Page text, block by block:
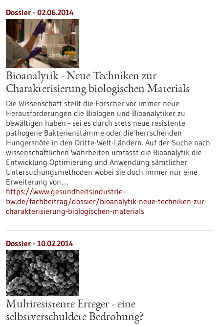
Dossier - 02.06.2014
Bioanalytik - Neue Techniken zur
Charakterisierung biologischen Materials
Die Wissenschaft stellt die Forscher vor immer neue
Herausforderungen die Biologen und Bioanalytiker zu
bewältigen haben - sei es durch stets neue resistente
pathogene Bakterienstämme oder die herrschenden
Hungersnöte in den Dritte-Welt-Ländern. Auf der Suche nach
wissenschaftlichen Wahrheiten umfasst die Bioanalytik die
Entwicklung Optimierung und Anwendung sämtlicher
Untersuchungsmethoden wobei sie doch immer nur eine
Erweiterung von…
https://www.gesundheitsindustrie-
bw.de/fachbeitrag/dossier/bioanalytik-neue-techniken-zur-
charakterisierung-biologischen-materials
Dossier - 10.02.2014
Multiresistente Erreger - eine
selbstverschuldete Bedrohung?